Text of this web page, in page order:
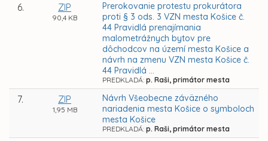
6. ZIP
90,4 KB
Prerokovanie protestu prokurátora
proti § 3 ods. 3 VZN mesta Košice č.
44 Pravidlá prenajímania
malometrážnych bytov pre
dôchodcov na území mesta Košice a
návrh na zmenu VZN mesta Košice č.
44 Pravidlá ...
PREDKLADÁ: p. Raši, primátor mesta
7. ZIP
1,95 MB
Návrh Všeobecne záväzného
nariadenia mesta Košice o symboloch
mesta Košice
PREDKLADÁ: p. Raši, primátor mesta